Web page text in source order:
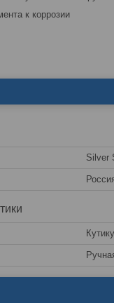
к коррозии
Silver